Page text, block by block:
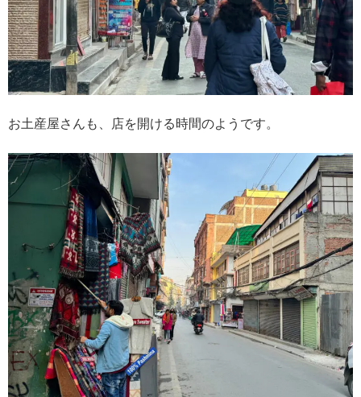
お土産屋さんも、店を開ける時間のようです。